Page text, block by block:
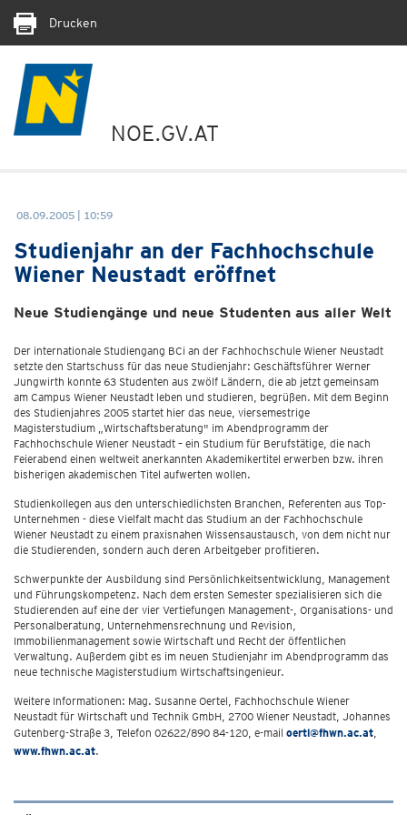
Drucken
NOE.GV.AT
08.09.2005 | 10:59
Studienjahr an der Fachhochschule
Wiener Neustadt eröffnet
Neue Studiengänge und neue Studenten aus aller Welt
Der internationale Studiengang BCi an der Fachhochschule Wiener Neustadt
setzte den Startschuss für das neue Studienjahr: Geschäftsführer Werner
Jungwirth konnte 63 Studenten aus zwölf Ländern, die ab jetzt gemeinsam
am Campus Wiener Neustadt leben und studieren, begrüßen. Mit dem Beginn
des Studienjahres 2005 startet hier das neue, viersemestrige
Magisterstudium „Wirtschaftsberatung" im Abendprogramm der
Fachhochschule Wiener Neustadt – ein Studium für Berufstätige, die nach
Feierabend einen weltweit anerkannten Akademikertitel erwerben bzw. ihren
bisherigen akademischen Titel aufwerten wollen.
Studienkollegen aus den unterschiedlichsten Branchen, Referenten aus Top-
Unternehmen - diese Vielfalt macht das Studium an der Fachhochschule
Wiener Neustadt zu einem praxisnahen Wissensaustausch, von dem nicht nur
die Studierenden, sondern auch deren Arbeitgeber profitieren.
Schwerpunkte der Ausbildung sind Persönlichkeitsentwicklung, Management
und Führungskompetenz. Nach dem ersten Semester spezialisieren sich die
Studierenden auf eine der vier Vertiefungen Management-, Organisations- und
Personalberatung, Unternehmensrechnung und Revision,
Immobilienmanagement sowie Wirtschaft und Recht der öffentlichen
Verwaltung. Außerdem gibt es im neuen Studienjahr im Abendprogramm das
neue technische Magisterstudium Wirtschaftsingenieur.
Weitere Informationen: Mag. Susanne Oertel, Fachhochschule Wiener
Neustadt für Wirtschaft und Technik GmbH, 2700 Wiener Neustadt, Johannes
Gutenberg-Straße 3, Telefon 02622/890 84-120, e-mail oertl@fhwn.ac.at,
www.fhwn.ac.at.